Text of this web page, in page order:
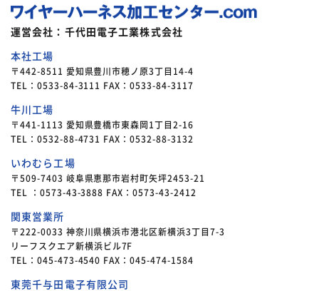
運営会社：千代田電子工業株式会社
本社工場
〒442-8511 愛知県豊川市穂ノ原3丁目14-4
TEL：0533-84-3111 FAX：0533-84-3117
牛川工場
〒441-1113 愛知県豊橋市東森岡1丁目2-16
TEL：0532-88-4731 FAX：0532-88-3132
いわむら工場
〒509-7403 岐阜県恵那市岩村町矢坪2453-21
TEL ：0573-43-3888 FAX：0573-43-2412
関東営業所
〒222-0033 神奈川県横浜市港北区新横浜3丁目7-3
リーフスクエア新横浜ビル7F
TEL：045-473-4540 FAX：045-474-1584
東莞千与田電子有限公司